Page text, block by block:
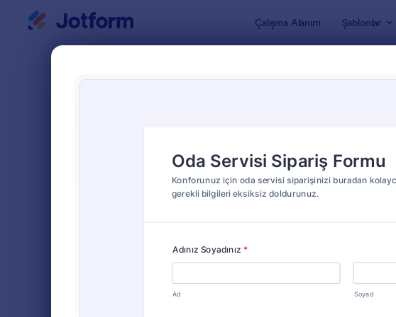
Çalışma Alanım Şablonlar
Yiyecek ve
Önizleme
Klasik
689